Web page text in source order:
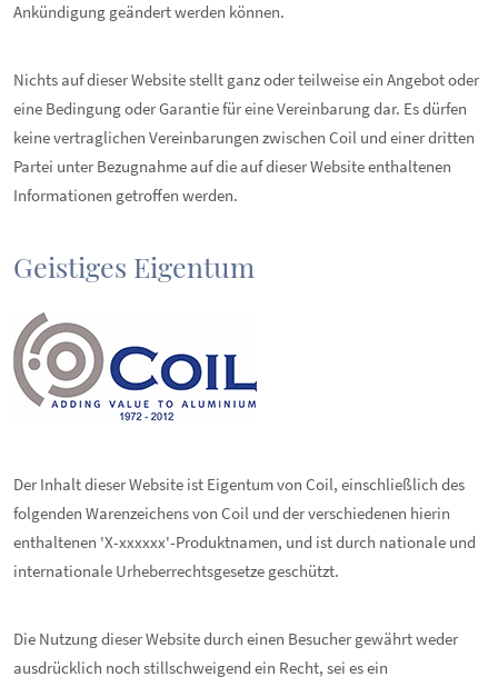
Ankündigung geändert werden können.
Nichts auf dieser Website stellt ganz oder teilweise ein Angebot oder
eine Bedingung oder Garantie für eine Vereinbarung dar. Es dürfen
keine vertraglichen Vereinbarungen zwischen Coil und einer dritten
Partei unter Bezugnahme auf die auf dieser Website enthaltenen
Informationen getroffen werden.
Geistiges Eigentum
Der Inhalt dieser Website ist Eigentum von Coil, einschließlich des
folgenden Warenzeichens von Coil und der verschiedenen hierin
enthaltenen 'X-xxxxxx'-Produktnamen, und ist durch nationale und
internationale Urheberrechtsgesetze geschützt.
Die Nutzung dieser Website durch einen Besucher gewährt weder
ausdrücklich noch stillschweigend ein Recht, sei es ein